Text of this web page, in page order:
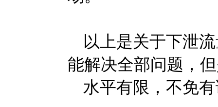
以上是关于下泄
能解决全部问题，
水平有限，不免